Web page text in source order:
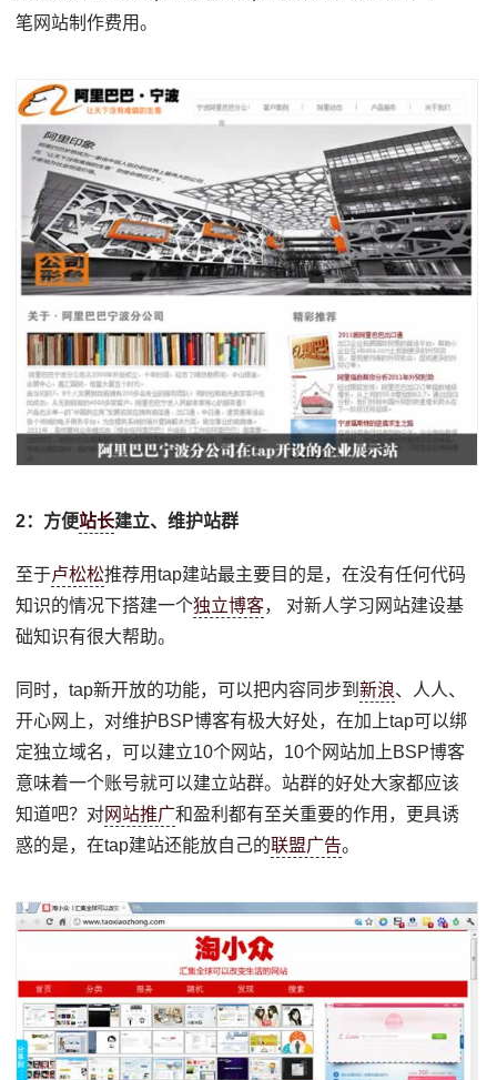
笔网站制作费用。
2：方便站长建立、维护站群
至于卢松松推荐用tap建站最主要目的是，在没有任何代码
知识的情况下搭建一个独立博客， 对新人学习网站建设基
础知识有很大帮助。
同时，tap新开放的功能，可以把内容同步到新浪、人人、
开心网上，对维护BSP博客有极大好处，在加上tap可以绑
定独立域名，可以建立10个网站，10个网站加上BSP博客
意味着一个账号就可以建立站群。站群的好处大家都应该
知道吧？对网站推广和盈利都有至关重要的作用，更具诱
惑的是，在tap建站还能放自己的联盟广告。